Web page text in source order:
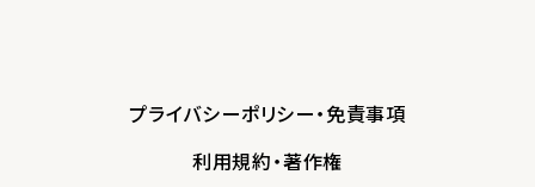
プライバシーポリシー・免責事項
利用規約・著作権